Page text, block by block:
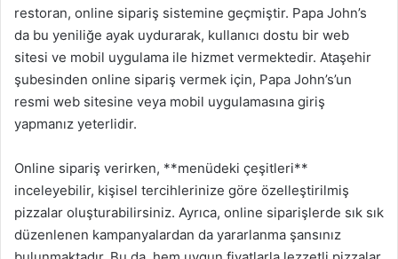
restoran, online sipariş sistemine geçmiştir. Papa John’s
da bu yeniliğe ayak uydurarak, kullanıcı dostu bir web
sitesi ve mobil uygulama ile hizmet vermektedir. Ataşehir
şubesinden online sipariş vermek için, Papa John’s’un
resmi web sitesine veya mobil uygulamasına giriş
yapmanız yeterlidir.
Online sipariş verirken, **menüdeki çeşitleri**
inceleyebilir, kişisel tercihlerinize göre özelleştirilmiş
pizzalar oluşturabilirsiniz. Ayrıca, online siparişlerde sık sık
düzenlenen kampanyalardan da yararlanma şansınız